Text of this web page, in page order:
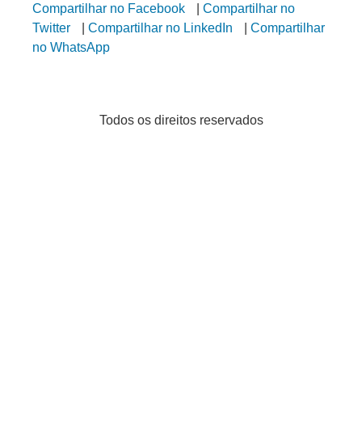
Compartilhar no Facebook
Compartilhar no
Twitter
Compartilhar no LinkedIn
Compartilhar
no WhatsApp
Todos os direitos reservados